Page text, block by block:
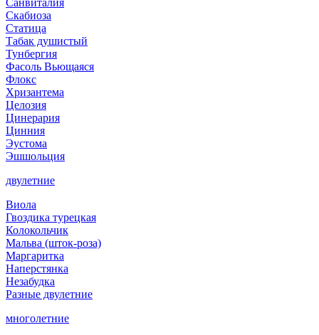
Скабиоза
Статица
Табак душистый
Тунбергия
Фасоль Вьющаяся
Флокс
Хризантема
Целозия
Цинерария
Цинния
Эустома
Эшшольция
двулетние
Виола
Гвоздика турецкая
Колокольчик
Мальва (шток-роза)
Маргаритка
Наперстянка
Незабудка
Разные двулетние
многолетние